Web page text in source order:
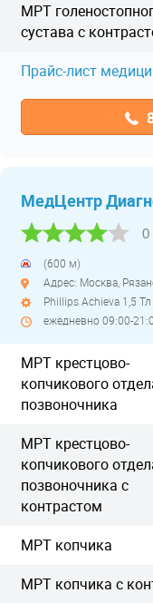
МРТ
сустава с
Прайс-лист
МедЦентр
0
(600 м)
Адрес: Москва,
Phillips Achieva 1,5
ежедневно 09:00-
МРТ крестцово-
копчикового
позвоночника
МРТ крестцово-
копчикового
позвоночника с
контрастом
МРТ копчика
МРТ копчика с